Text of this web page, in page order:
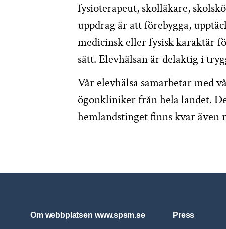
fysioterapeut, skolläkare,
uppdrag är att förebygga,
medicinsk eller fysisk karaktär
sätt. Elevhälsan är delaktig i
Vår elevhälsa samarbetar med
ögonkliniker från hela landet.
hemlandstinget finns kvar även
Om webbplatsen www.spsm.se Press